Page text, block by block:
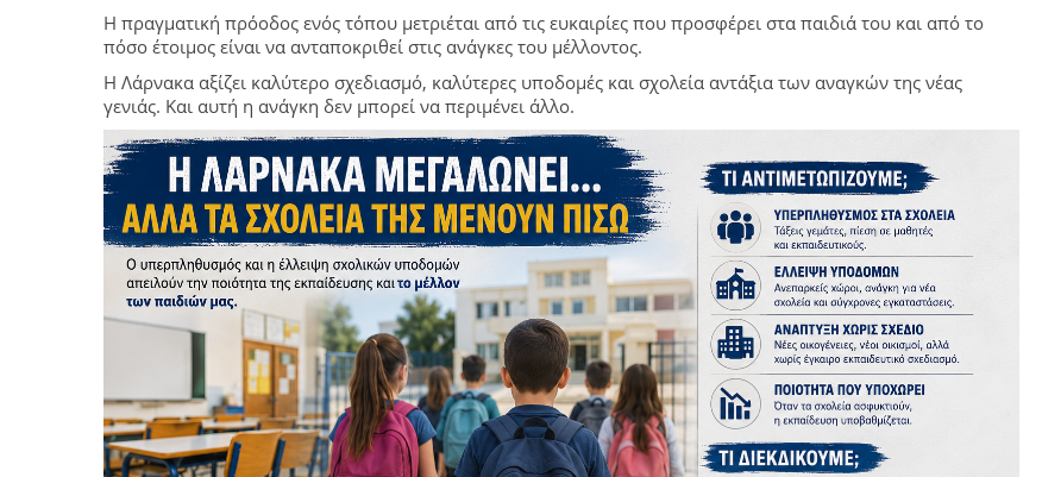
Η πραγματική πρόοδος ενός τόπου μετριέται από τις ευκαιρίες που προσφέρει στα παιδιά του και από το
πόσο έτοιμος είναι να ανταποκριθεί στις ανάγκες του μέλλοντος.
Η Λάρνακα αξίζει καλύτερο σχεδιασμό, καλύτερες υποδομές και σχολεία αντάξια των αναγκών της νέας
γενιάς. Και αυτή η ανάγκη δεν μπορεί να περιμένει άλλο.